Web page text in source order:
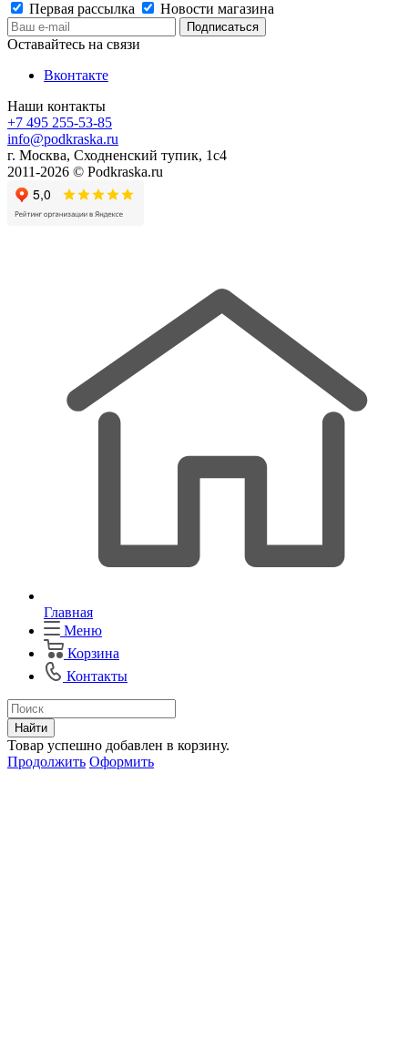
Первая рассылка
Новости магазина
Оставайтесь на связи
Вконтакте
Наши контакты
+7 495 255-53-85
info@podkraska.ru
г. Москва, Сходненский тупик, 1с4
2011-2026 © Podkraska.ru
Главная
Меню
Корзина
Контакты
Найти
Товар успешно добавлен в корзину.
Продолжить Оформить